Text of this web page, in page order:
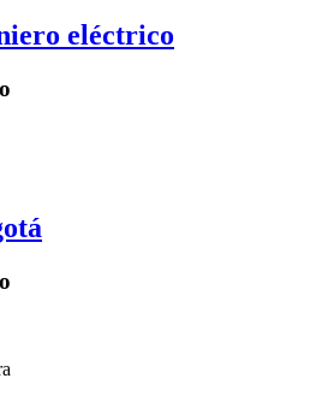
eléctrico